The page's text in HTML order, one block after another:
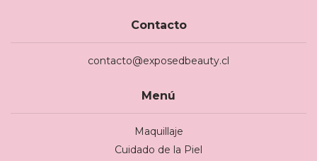
Contacto
contacto@exposedbeauty.cl
Menú
Maquillaje
Cuidado de la Piel